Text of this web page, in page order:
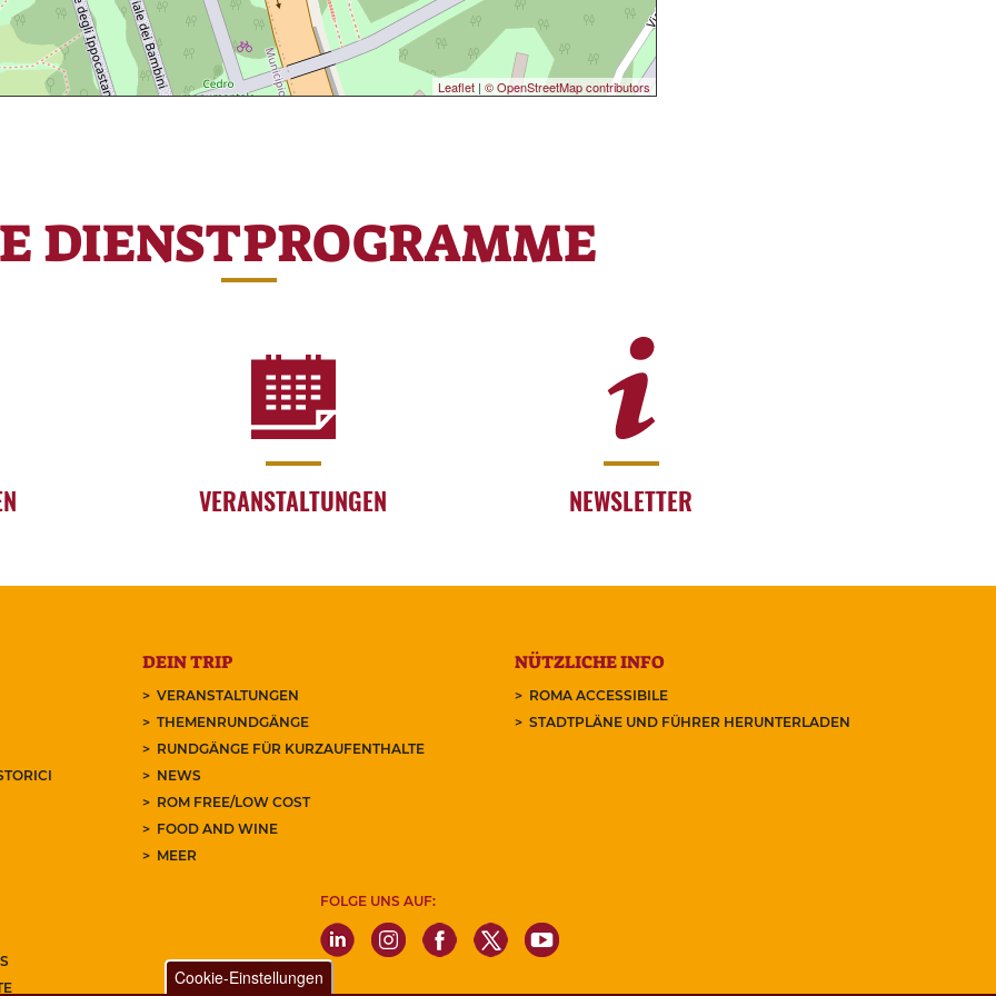
Leaflet | © OpenStreetMap contributors
DIENSTPROGRAMME
VERANSTALTUNGEN NEWSLETTER
DEIN TRIP
VERANSTALTUNGEN
THEMENRUNDGÄNGE
RUNDGÄNGE FÜR KURZAUFENTHALTE
NEWS
ROM FREE/LOW COST
FOOD AND WINE
MEER
NÜTZLICHE INFO
ROMA ACCESSIBILE
STADTPLÄNE UND FÜHRER HERUNTERLADEN
FOLGE UNS AUF:
Cookie-Einstellungen